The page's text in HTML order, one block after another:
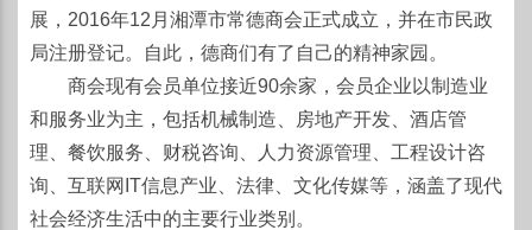
展，2016年12月湘潭市常德商会正式成立，并在市民政
局注册登记。自此，德商们有了自己的精神家园。
商会现有会员单位接近90余家，会员企业以制造业
和服务业为主，包括机械制造、房地产开发、酒店管
理、餐饮服务、财税咨询、人力资源管理、工程设计咨
询、互联网IT信息产业、法律、文化传媒等，涵盖了现代
社会经济生活中的主要行业类别。